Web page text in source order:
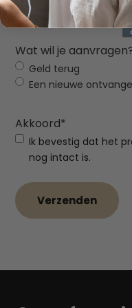
Wat wil je
Geld terug
Een nieuwe
Akkoord*
Ik bevestig dat het
nog intact is.